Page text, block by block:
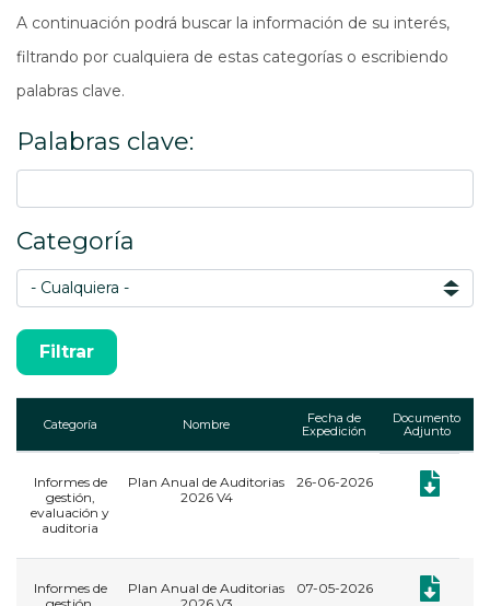
A continuación podrá buscar la información de su interés,
filtrando por cualquiera de estas categorías o escribiendo
palabras clave.
Palabras clave:
Categoría
Categoría Nombre
Fecha de
Expedición
Documento
Adjunto
Informes de
gestión,
evaluación y
auditoria
Plan Anual de Auditorias
2026 V4
26-06-2026
Informes de
Plan Anual de Auditorias
07-05-2026